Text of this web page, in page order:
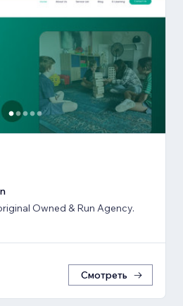
Owned & Run Agency.
Смотреть